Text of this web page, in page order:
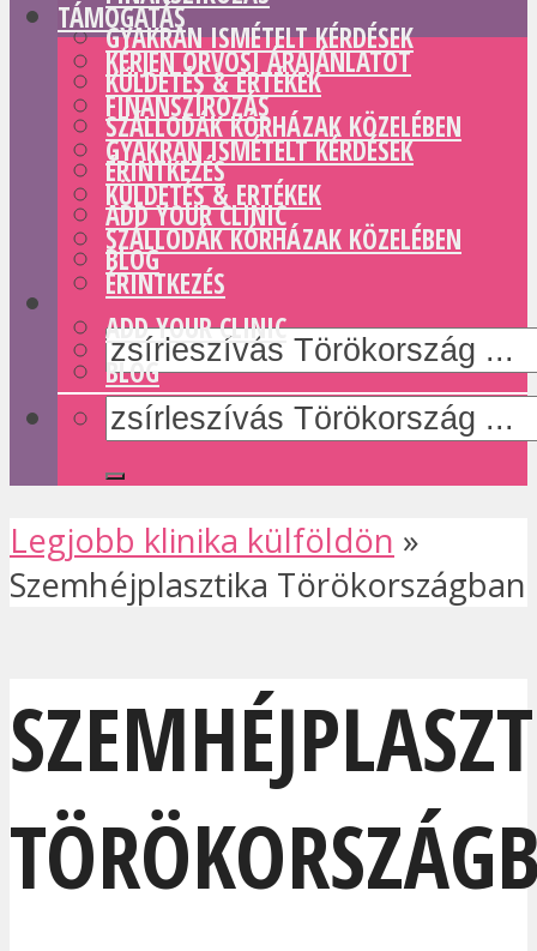
GYAKRAN ISMÉTELT KÉRDÉSEK
KÜLDETÉS & ERTÉKEK
SZÁLLODÁK KÓRHÁZAK KÖZELÉBEN
ÉRINTKEZÉS
ADD YOUR CLINIC
BLOG
TÁMOGATÁS
KÉRJEN ORVOSI ÁRAJÁNLATOT
FINANSZÍROZÁS
GYAKRAN ISMÉTELT KÉRDÉSEK
KÜLDETÉS & ERTÉKEK
SZÁLLODÁK KÓRHÁZAK KÖZELÉBEN
ÉRINTKEZÉS
ADD YOUR CLINIC
BLOG
Legjobb klinika külföldön »
Szemhéjplasztika Törökországban